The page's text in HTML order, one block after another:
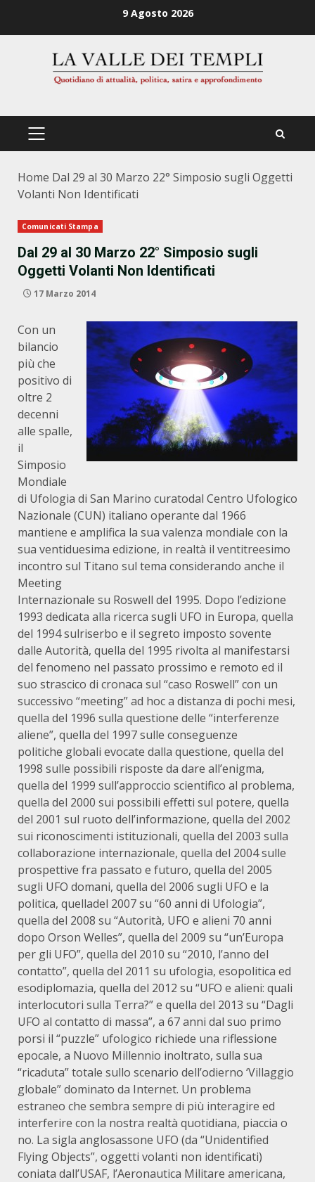
9 Agosto 2026
PRIMÄRES
Home Dal 29 al 30 Marzo 22° Simposio sugli Oggetti
Volanti Non Identificati
Comunicati Stampa
Dal 29 al 30 Marzo 22° Simposio sugli
Oggetti Volanti Non Identificati
17 Marzo 2014
Con un
bilancio
più che
positivo di
oltre 2
decenni
alle spalle,
il
Simposio
Mondiale
di Ufologia di San Marino curatodal Centro Ufologico
Nazionale (CUN) italiano operante dal 1966
mantiene e amplifica la sua valenza mondiale con la
sua ventiduesima edizione, in realtà il ventitreesimo
incontro sul Titano sul tema considerando anche il
Meeting
Internazionale su Roswell del 1995. Dopo l’edizione
1993 dedicata alla ricerca sugli UFO in Europa, quella
del 1994 sulriserbo e il segreto imposto sovente
dalle Autorità, quella del 1995 rivolta al manifestarsi
del fenomeno nel passato prossimo e remoto ed il
suo strascico di cronaca sul “caso Roswell” con un
successivo “meeting” ad hoc a distanza di pochi mesi,
quella del 1996 sulla questione delle “interferenze
aliene”, quella del 1997 sulle conseguenze
politiche globali evocate dalla questione, quella del
1998 sulle possibili risposte da dare all’enigma,
quella del 1999 sull’approccio scientifico al problema,
quella del 2000 sui possibili effetti sul potere, quella
del 2001 sul ruoto dell’informazione, quella del 2002
sui riconoscimenti istituzionali, quella del 2003 sulla
collaborazione internazionale, quella del 2004 sulle
prospettive fra passato e futuro, quella del 2005
sugli UFO domani, quella del 2006 sugli UFO e la
politica, quelladel 2007 su “60 anni di Ufologia”,
quella del 2008 su “Autorità, UFO e alieni 70 anni
dopo Orson Welles”, quella del 2009 su “un’Europa
per gli UFO”, quella del 2010 su “2010, l’anno del
contatto”, quella del 2011 su ufologia, esopolitica ed
esodiplomazia, quella del 2012 su “UFO e alieni: quali
interlocutori sulla Terra?” e quella del 2013 su “Dagli
UFO al contatto di massa”, a 67 anni dal suo primo
porsi il “puzzle” ufologico richiede una riflessione
epocale, a Nuovo Millennio inoltrato, sulla sua
“ricaduta” totale sullo scenario dell’odierno ‘Villaggio
globale” dominato da Internet. Un problema
estraneo che sembra sempre di più interagire ed
interferire con la nostra realtà quotidiana, piaccia o
no. La sigla anglosassone UFO (da “Unidentified
Flying Objects”, oggetti volanti non identificati)
coniata dall’USAF, l’Aeronautica Militare americana,